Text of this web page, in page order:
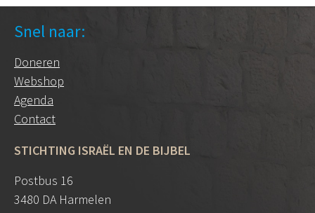
Snel naar:
Doneren
Webshop
Agenda
Contact
STICHTING ISRAËL EN DE BIJBEL
Postbus 16
3480 DA Harmelen